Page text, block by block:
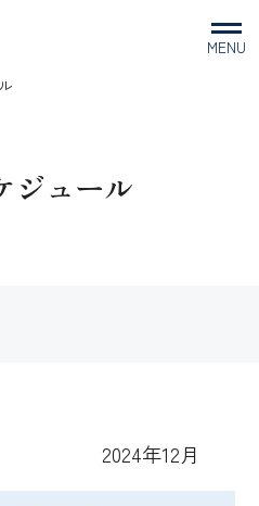
MENU
ジュール
2024年12月